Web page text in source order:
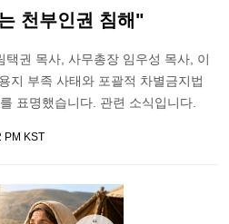
천부인권 침해"
권 목사, 사무총장 임우성 목사, 이
지 부족 사태와 포괄적 차별금지법
표명했습니다. 관련 소식입니다.
PM KST